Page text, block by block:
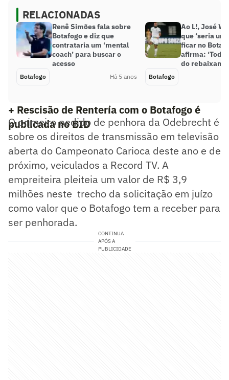
RELACIONADAS
Renê Simões fala sobre
Botafogo e diz que
contrataria um ‘mental
coach’ para buscar o
acesso
Botafogo Há 5 anos
Ao L!, José
que ‘seria
ficar no
afirma:
do
Botafogo
+ Rescisão de Rentería com o Botafogo é
publicada no BID
O primeiro pedido de penhora da Odebrecht é
sobre os direitos de transmissão em televisão
aberta do Campeonato Carioca deste ano e de
próximo, veiculados a Record TV. A
empreiteira pleiteia um valor de R$ 3,9
milhões neste trecho da solicitação em juízo
como valor que o Botafogo tem a receber para
ser penhorada.
CONTINUA
APÓS A
PUBLICIDADE